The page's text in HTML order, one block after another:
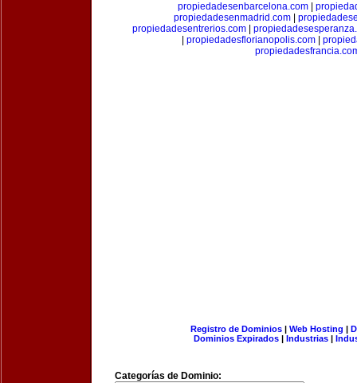
propiedadesenbarcelona.com
propiedadesenmadrid.com
propiedadesentrerios.com
propiedadesflorianopolis.com
Registro de Dominios| Web Hosting |
Dominios Expirados | Industrias |
Categorías de Dominio: